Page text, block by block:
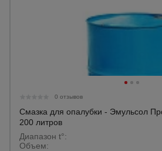
0 отзывов
Смазка для опалубки - Эмульсол
200 литров
Диапазон t°:
Объем: